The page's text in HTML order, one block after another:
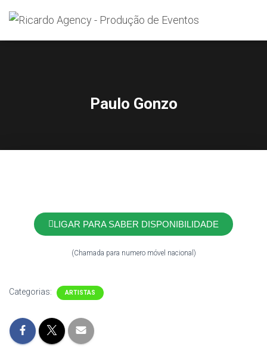
for:
Paulo Gonzo
LIGAR PARA SABER DISPONIBILIDADE
(Chamada para numero móvel nacional)
Categorias: ARTISTAS